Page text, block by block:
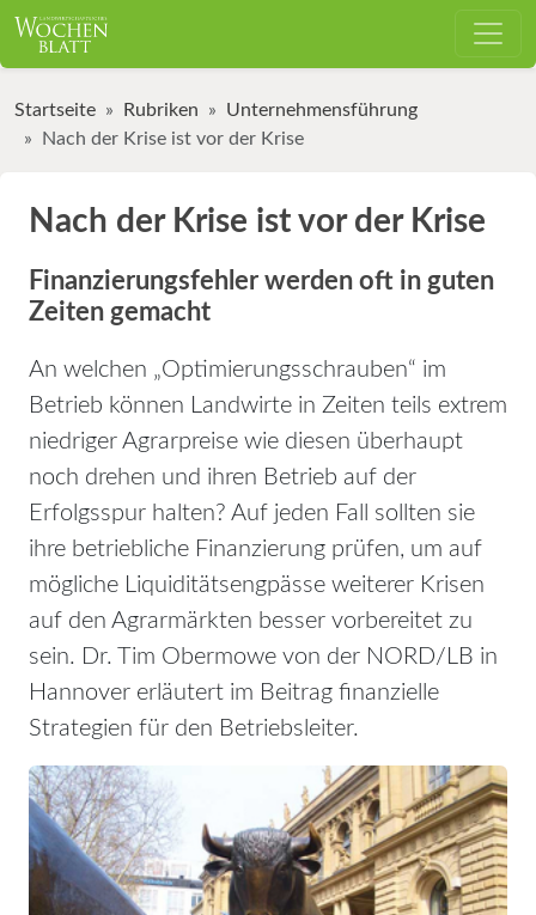
Startseite Rubriken
Unternehmensführung
Nach der Krise ist vor der Krise
Nach der Krise ist vor der Krise
Finanzierungsfehler werden oft in guten
Zeiten gemacht
An welchen „Optimierungsschrauben“ im
Betrieb können Landwirte in Zeiten teils extrem
niedriger Agrarpreise wie diesen überhaupt
noch drehen und ihren Betrieb auf der
Erfolgsspur halten? Auf jeden Fall sollten sie
ihre betriebliche Finanzierung prüfen, um auf
mögliche Liquiditätsengpässe weiterer Krisen
auf den Agrarmärkten besser vorbereitet zu
sein. Dr. Tim Obermowe von der NORD/LB in
Hannover erläutert im Beitrag finanzielle
Strategien für den Betriebsleiter.